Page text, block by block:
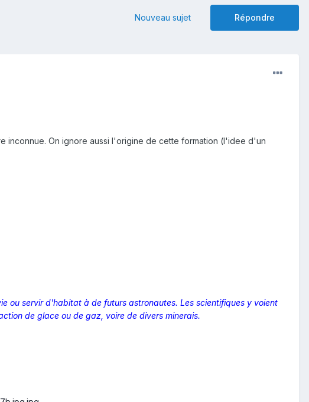
Répondre
Nouveau sujet
inconnue. On ignore aussi l'origine de cette formation (l'idee d'un
ou servir d'habitat à de futurs astronautes. Les scientifiques y voient
de glace ou de gaz, voire de divers minerais.